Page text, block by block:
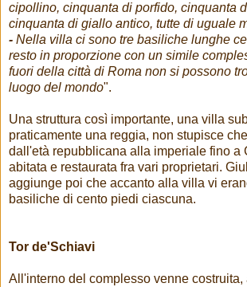
cipollino, cinquanta di porfido, cinquanta
cinquanta di giallo antico, tutte di uguale
- Nella villa ci sono tre basiliche lunghe
resto in proporzione con un simile
fuori della città di Roma non si possono
luogo del mondo".
Una struttura così importante, una villa
praticamente una reggia, non stupisce
dall'età repubblicana alla imperiale fino a
abitata e restaurata fra vari proprietari.
aggiunge poi che accanto alla villa vi
basiliche di cento piedi ciascuna.
Tor de'Schiavi
All'interno del complesso venne costruita,